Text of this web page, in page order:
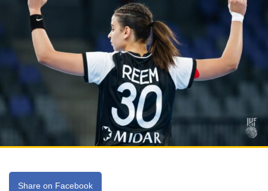
Share on Facebook